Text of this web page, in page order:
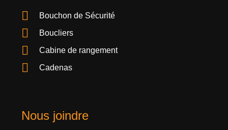
Bouchon de Sécurité
Boucliers
Cabine de rangement
Cadenas
Nous joindre